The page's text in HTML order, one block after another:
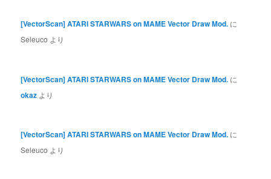
[VectorScan] ATARI STARWARS on MAME Vector Draw Mod. に
Seleuco より
[VectorScan] ATARI STARWARS on MAME Vector Draw Mod. に
okaz より
[VectorScan] ATARI STARWARS on MAME Vector Draw Mod. に
Seleuco より